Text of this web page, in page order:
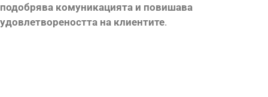
подобрява комуникацията и повишава
удовлетвореността на клиентите.